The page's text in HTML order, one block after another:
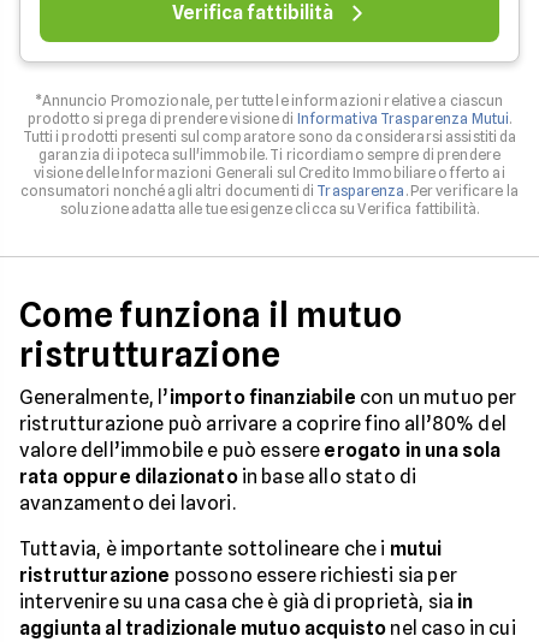
Verifica fattibilità
*Annuncio Promozionale, per tutte le informazioni relative a ciascun
prodotto si prega di prendere visione di Informativa Trasparenza Mutui.
Tutti i prodotti presenti sul comparatore sono da considerarsi assistiti da
garanzia di ipoteca sull'immobile. Ti ricordiamo sempre di prendere
visione delle Informazioni Generali sul Credito Immobiliare offerto ai
consumatori nonché agli altri documenti di Trasparenza . Per verificare la
soluzione adatta alle tue esigenze clicca su Verifica fattibilità.
Come funziona il mutuo
ristrutturazione
Generalmente, l’importo finanziabile con un mutuo per
ristrutturazione può arrivare a coprire fino all’80% del
valore dell’immobile e può essere erogato in una sola
rata oppure dilazionatoin base allo stato di
avanzamento dei lavori.
Tuttavia, è importante sottolineare che i mutui
ristrutturazione possono essere richiesti sia per
intervenire su una casa che è già di proprietà, sia in
aggiunta al tradizionale mutuo acquisto nel caso in cui